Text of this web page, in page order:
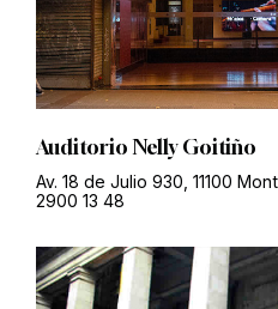
Auditorio Nelly Goitiño
Av. 18 de Julio 930, 11100
2900 13 48